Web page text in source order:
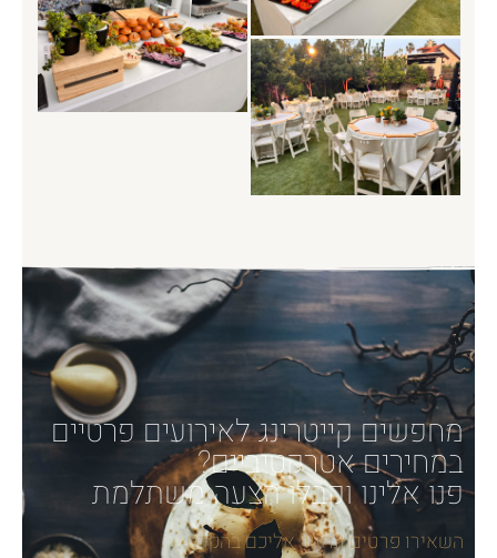
מחפשים קייטרינג לאירועים פרטיים
במחירים אטרקטיביים?
פנו אלינו וקבלו הצעה משתלמת
השאירו פרטים ונחזור אליכם בהקדם